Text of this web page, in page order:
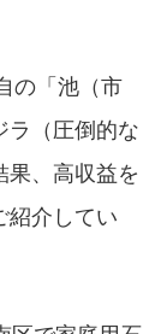
の「池（市
ラ（圧倒的な
果、高収益を
紹介してい